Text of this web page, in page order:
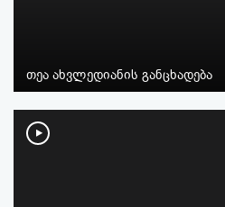
თეა ახვლედიანის განცხადება